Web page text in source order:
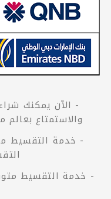
- الآن يمكنك
والاستمتاع
- خدمة التقسيط